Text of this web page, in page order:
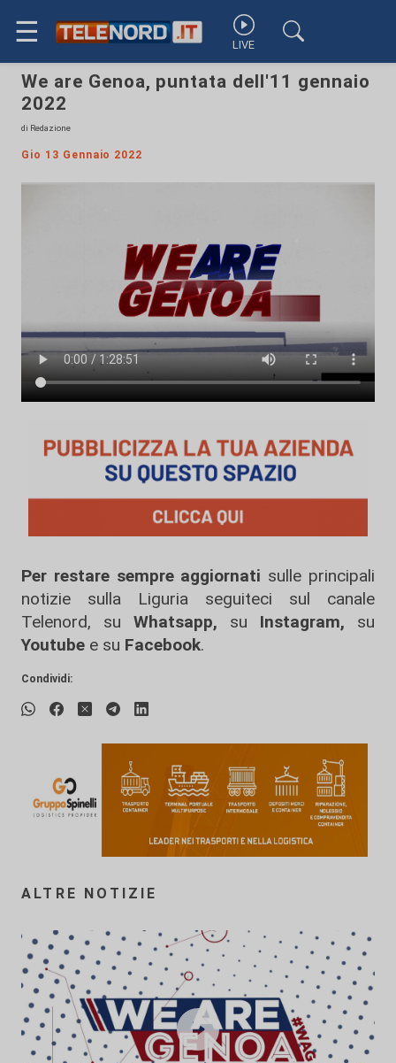
☰ LIVE
We are Genoa, puntata dell'11 gennaio
2022
di Redazione
Gio 13 Gennaio 2022
Per restare sempre aggiornati sulle principali
notizie sulla Liguria seguiteci sul canale
Telenord, su
Whatsapp, su Instagram, su
Youtube e su Facebook.
Condividi:
ALTRE NOTIZIE